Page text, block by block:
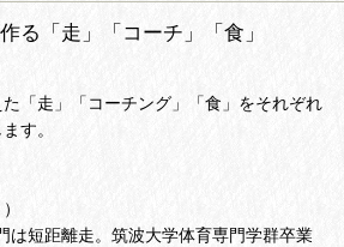
る「走」「コーチ」「食」
「走」「コーチング」「食」をそれぞれ
す。
は短距離走。筑波大学体育専門学群卒業